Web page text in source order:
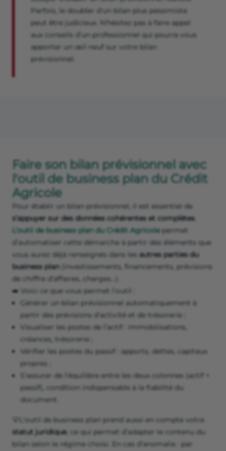
Parfois, le doubler d'un bilan plus pessimiste
peut être judicieux. N'hésitez pas à faire appel
aux conseils d’un professionnel qui pourra vous
apporter un œil neuf sur votre bilan
prévisionnel.
Faire son bilan prévisionnel avec
l'outil de business plan du Crédit
Agricole
Pour établir un bilan prévisionnel, il est essentiel de
s’appuyer sur des données cohérentes et complètes.
L’outil de business plan du Crédit Agricolepermet
d’automatiser cette démarche à partir des éléments que
vous aurez déjà renseignés dans les autres parties du
business plan (investissements, financements, prévisions
de chiffre d’affaires, charges...).
➡️ Voici ce que vous permet l’outil :
Générer un bilan prévisionnel automatiquement à
partir des prévisions d’activité et de trésorerie ;
Visualiser les postes de l’actif : immobilisations,
créances, trésorerie ;
Vérifier les postes du passif : apports, dettes, capitaux
propres ;
S’assurer de l’équilibre entre les deux colonnes (actif =
passif), condition indispensable à la fiabilité du
document.
💡L'outil de business plan prend aussi en compte votre
statut juridique, ce qui permet d’adapter le contenu du
bilan selon le régime choisi. En cas d’anomalie : par